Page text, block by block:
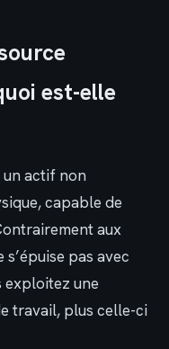
est-elle
un actif non
capable de
aux
pas avec
exploitez une
travail, plus celle-ci